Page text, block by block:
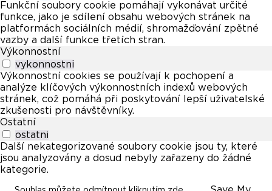
Funkční soubory cookie pomáhají vykonávat určité
funkce, jako je sdílení obsahu webových stránek na
platformách sociálních médií, shromažďování zpětné
vazby a další funkce třetích stran.
Výkonnostní
vykonnostni
Výkonnostní cookies se používají k pochopení a
analýze klíčových výkonnostních indexů webových
stránek, což pomáhá při poskytování lepší uživatelské
zkušenosti pro návštěvníky.
Ostatní
ostatni
Další nekategorizované soubory cookie jsou ty, které
jsou analyzovány a dosud nebyly zařazeny do žádné
kategorie.